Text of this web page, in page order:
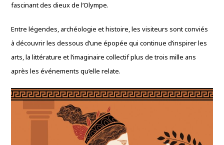
fascinant des dieux de l’Olympe.
Entre légendes, archéologie et histoire, les visiteurs sont conviés
à découvrir les dessous d’une épopée qui continue d’inspirer les
arts, la littérature et l’imaginaire collectif plus de trois mille ans
après les événements qu’elle relate.